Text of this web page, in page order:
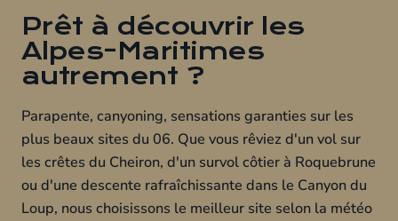
Prêt à découvrir les
Alpes-Maritimes
autrement ?
Parapente, canyoning, sensations garanties sur les
plus beaux sites du 06. Que vous rêviez d'un vol sur
les crêtes du Cheiron, d'un survol côtier à Roquebrune
ou d'une descente rafraîchissante dans le Canyon du
Loup, nous choisissons le meilleur site selon la météo